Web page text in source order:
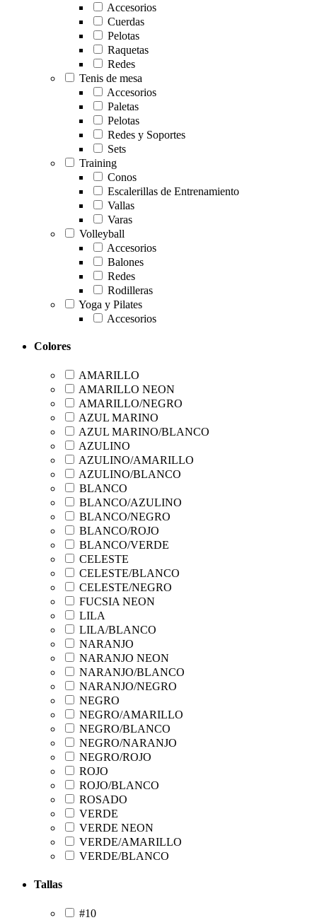
Accesorios
Cuerdas
Pelotas
Raquetas
Redes
Tenis de mesa
Accesorios
Paletas
Pelotas
Redes y Soportes
Sets
Training
Conos
Escalerillas de Entrenamiento
Vallas
Varas
Volleyball
Accesorios
Balones
Redes
Rodilleras
Yoga y Pilates
Accesorios
Colores
AMARILLO
AMARILLO NEON
AMARILLO/NEGRO
AZUL MARINO
AZUL MARINO/BLANCO
AZULINO
AZULINO/AMARILLO
AZULINO/BLANCO
BLANCO
BLANCO/AZULINO
BLANCO/NEGRO
BLANCO/ROJO
BLANCO/VERDE
CELESTE
CELESTE/BLANCO
CELESTE/NEGRO
FUCSIA NEON
LILA
LILA/BLANCO
NARANJO
NARANJO NEON
NARANJO/BLANCO
NARANJO/NEGRO
NEGRO
NEGRO/AMARILLO
NEGRO/BLANCO
NEGRO/NARANJO
NEGRO/ROJO
ROJO
ROJO/BLANCO
ROSADO
VERDE
VERDE NEON
VERDE/AMARILLO
VERDE/BLANCO
Tallas
#10